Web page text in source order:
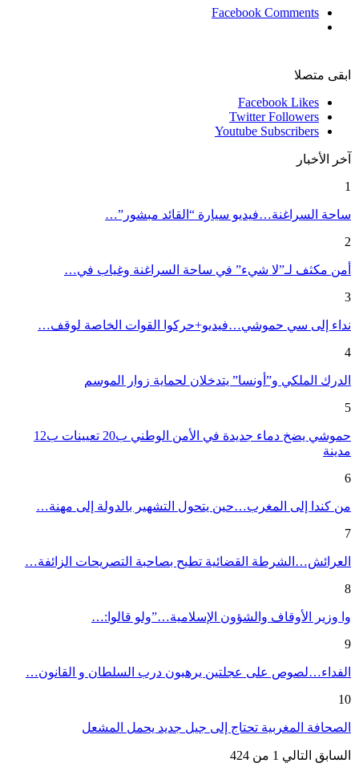
Facebook Comments
ابقى متصلا
Facebook Likes
Twitter Followers
Youtube Subscribers
آخر الأخبار
1
ساحة السراغنة…فيديو سيارة “القائد مبشور”…
2
أمن مكثف لـ”لا شيء” في ساحة السراغنة وغياب في…
3
نداء إلى سي حموشي…فيديو+حركوا القوات الخاصة لوقف…
4
الدرك الملكي و”أونسا” يتدخلان لحماية زوار الموسم
5
حموشي يضخ دماء جديدة في الأمن الوطني ب20 تعيينات ب12
مدينة
6
من كندا إلى المغرب…حين يتحول التشهير بالدولة إلى مهنة…
7
العرائش…الشرطة القضائية تطيح بصاحبة التصريحات الزائفة…
8
وا وزير الأوقاف والشؤون الإسلامية…”ولو قالوا:…
9
الفداء…لصوص على عجلتين يرهبون درب السلطان و القانون…
10
الصحافة المغربية تحتاج إلى جيل جديد يحمل المشعل
السابق التالي 1 من 424